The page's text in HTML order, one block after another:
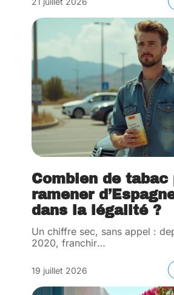
Combien de tabac
ramener
dans la légalité ?
Un chiffre sec, sans appel :
2020, franchir…
19 juillet 2026